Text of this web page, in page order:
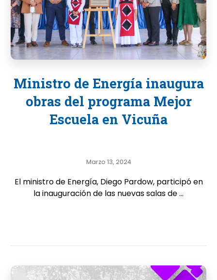
Ministro de Energía inaugura
obras del programa Mejor
Escuela en Vicuña
Marzo 13, 2024
El ministro de Energía, Diego Pardow, participó en
la inauguración de las nuevas salas de ...